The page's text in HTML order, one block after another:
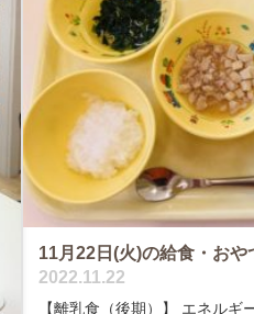
11月22日(火)の給食・おや
2022.11.22
【離乳食（後期）】 エネル